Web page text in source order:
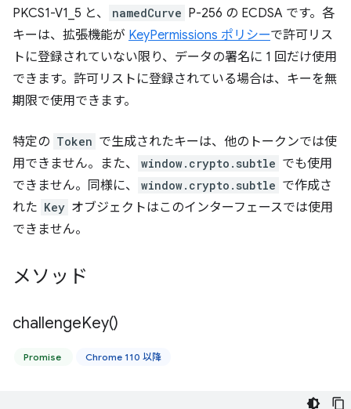
PKCS1-V1_5 と、
namedCurve P-256 の ECDSA です。各
キーは、拡張機能が KeyPermissions ポリシーで許可リス
トに登録されていない限り、データの署名に 1 回だけ使用
できます。許可リストに登録されている場合は、キーを無
期限で使用できます。
特定の Token で生成されたキーは、他のトークンでは使
用できません。また、
window.crypto.subtle でも使用
できません。同様に、
window.crypto.subtle で作成さ
れた Key オブジェクトはこのインターフェースでは使用
できません。
メソッド
challengeKey()
Promise Chrome 110 以降